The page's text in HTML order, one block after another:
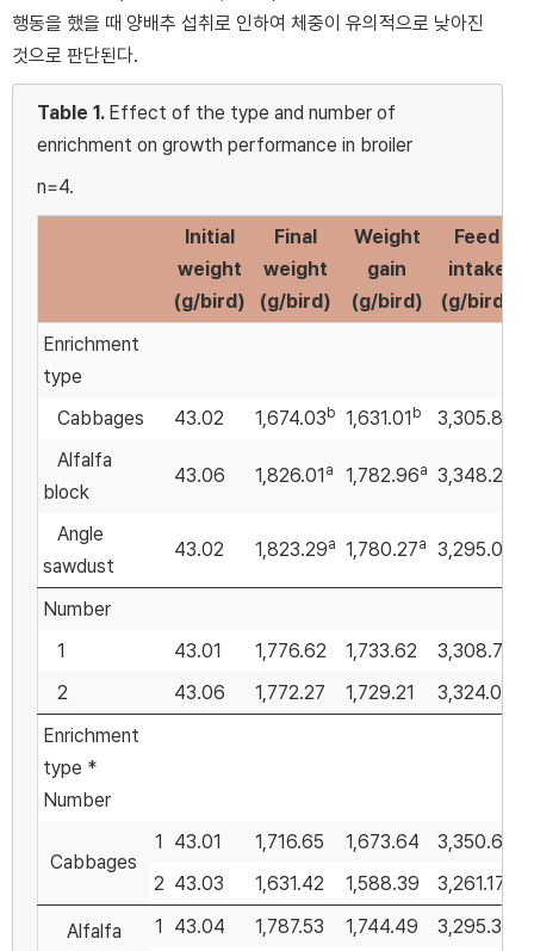
행동을 했을 때 양배추 섭취로 인하여 체중이 유의적으로 낮아진
것으로 판단된다.
Table 1. Effect of the type and number of
enrichment on growth performance in broiler
n=4.
Initial
weight
(g/bird)
Final
weight
(g/bird)
Weight
gain
(g/bird)
Feed
intake
(g/bird)
Enrichment
type
Cabbages
43.02 1,674.03 b 1,631.01 b 3,305.89
Alfalfa
block
43.06 1,826.01 a 1,782.96a 3,348.25
Angle
sawdust
43.02 1,823.29a 1,780.27a 3,295.08
Number
1
43.01 1,776.62 1,733.62 3,308.79
2
43.06 1,772.27 1,729.21 3,324.03
Enrichment
type *
Number
Cabbages
1 43.01 1,716.65 1,673.64 3,350.62
2 43.03 1,631.42 1,588.39 3,261.17
Alfalfa
1 43.04 1,787.53 1,744.49 3,295.38